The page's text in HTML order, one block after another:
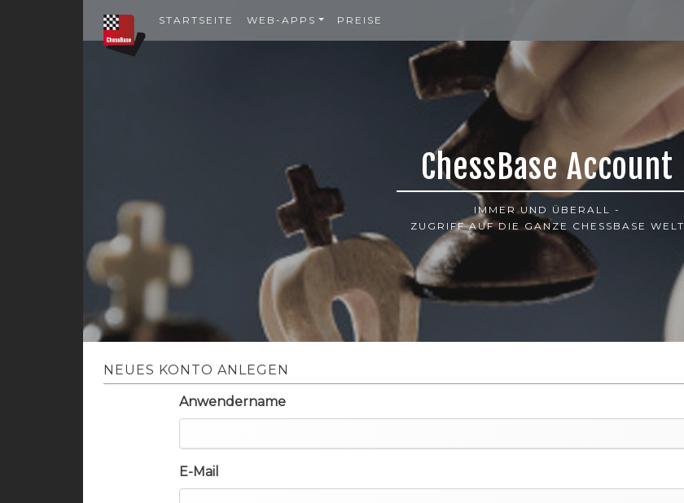
STARTSEITE WEB-APPS PREISE
ChessBase Account
IMMER UND ÜBERALL -
ZUGRIFF AUF DIE GANZE CHESSBASE WELT
NEUES KONTO ANLEGEN
Anwendername
E-Mail